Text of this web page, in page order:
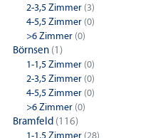
2-3,5 Zimmer (3)
4-5,5 Zimmer (0)
>6 Zimmer (0)
Börnsen (1)
1-1,5 Zimmer (0)
2-3,5 Zimmer (0)
4-5,5 Zimmer (0)
>6 Zimmer (0)
Bramfeld (116)